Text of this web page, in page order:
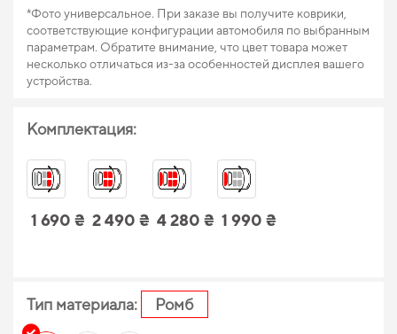
*Фото универсальное. При заказе вы получите коврики,
соответствующие конфигурации автомобиля по выбранным
параметрам. Обратите внимание, что цвет товара может
несколько отличаться из-за особенностей дисплея вашего
устройства.
Комплектация:
1 690 ₴ 2 490 ₴ 4 280 ₴ 1 990 ₴
Тип материала: Ромб